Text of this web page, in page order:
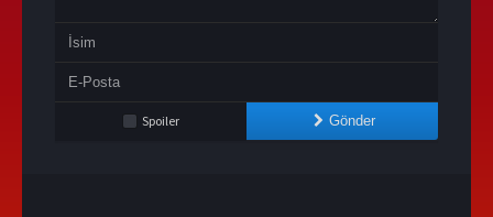
Spoiler Gönder